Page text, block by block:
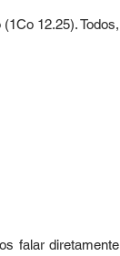
12.25). Todos,
falar diretamente